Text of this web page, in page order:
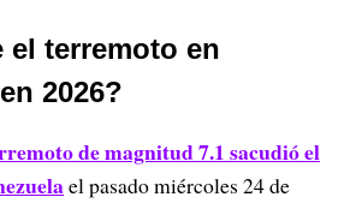
el terremoto en
2026?
de magnitud 7.1 sacudió el
el pasado miércoles 24 de